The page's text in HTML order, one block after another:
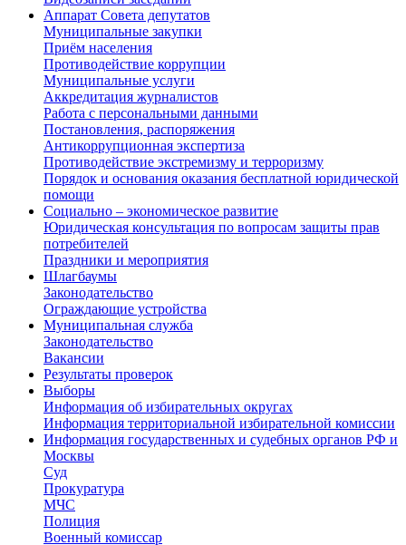
Аппарат Совета депутатов
Муниципальные закупки
Приём населения
Противодействие коррупции
Муниципальные услуги
Аккредитация журналистов
Работа с персональными данными
Постановления, распоряжения
Антикоррупционная экспертиза
Противодействие экстремизму и терроризму
Порядок и основания оказания бесплатной юридической
помощи
Социально – экономическое развитие
Юридическая консультация по вопросам защиты прав
потребителей
Праздники и мероприятия
Шлагбаумы
Законодательство
Ограждающие устройства
Муниципальная служба
Законодательство
Вакансии
Результаты проверок
Выборы
Информация об избирательных округах
Информация территориальной избирательной комиссии
Информация государственных и судебных органов РФ и
Москвы
Суд
Прокуратура
МЧС
Полиция
Военный комиссар